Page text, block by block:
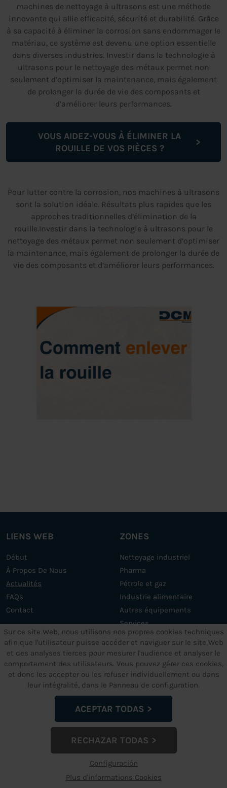
machines de nettoyage à ultrasons est une méthode
innovante qui allie efficacité, sécurité et durabilité. Grâce
à sa capacité à éliminer la corrosion sans endommager le
matériau, ce système est devenu une option essentielle
dans diverses industries. Investir dans la technologie à
ultrasons pour le nettoyage des métaux permet non
seulement d’optimiser la maintenance, mais également
de prolonger la durée de vie des composants et
d’améliorer leurs performances.
VOUS AIDEZ-VOUS À ÉLIMINER LA
ROUILLE DE VOS PIÈCES ?
Pour lutter contre la corrosion, nos machines à ultrasons
sont la solution idéale. Résultats plus rapides que les
approches traditionnelles d’élimination de la
rouille.Investir dans la technologie à ultrasons pour le
nettoyage des métaux permet non seulement d’optimiser
la maintenance, mais également de prolonger la durée de
vie des composants et d’améliorer leurs performances.
Sur ce site Web, nous utilisons nos propres cookies techniques
afin que l'utilisateur puisse accéder et naviguer sur le site Web
et des analyses tierces pour mesurer l'audience et analyser le
comportement des utilisateurs. Vous pouvez gérer ces cookies,
et donc les accepter ou les refuser individuellement ou dans
leur intégralité, dans le Panneau de configuration.
ACEPTAR TODAS
RECHAZAR TODAS
Configuración
Plus d'informations Cookies
LIENS WEB
Début
À Propos De Nous
Actualités
FAQs
Contact
ZONES
Nettoyage industriel
Pharma
Pétrole et gaz
Industrie alimentaire
Autres équipements
Services
AUTRES SERVICES
Support et maintenance
Machines ultrason sur
TEXTES JURIDIQUES
Mention
Politique de confidentialité
Politique Cookies
politique de garantie
Configuración de Cookies
dcmultrasonic.com
© 2024 - info@dcmultrasonic.com | +34 960
263 665